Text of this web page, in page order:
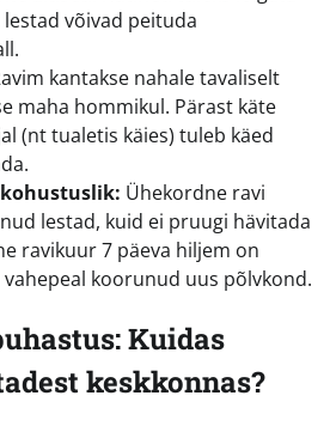
lestad võivad peituda
kantakse nahale tavaliselt
maha hommikul. Pärast käte
(nt tualetis käies) tuleb käed
Ühekordne ravi
lestad, kuid ei pruugi hävitada
ravikuur 7 päeva hiljem on
koorunud uus põlvkond.
Kuidas
keskkonnas?